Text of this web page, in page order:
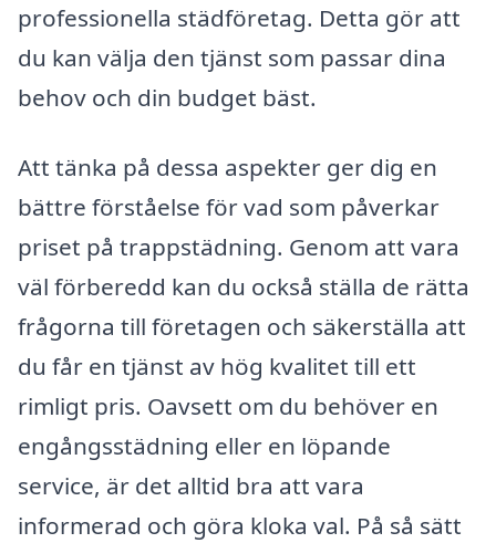
professionella städföretag. Detta gör att
du kan välja den tjänst som passar dina
behov och din budget bäst.
Att tänka på dessa aspekter ger dig en
bättre förståelse för vad som påverkar
priset på trappstädning. Genom att vara
väl förberedd kan du också ställa de rätta
frågorna till företagen och säkerställa att
du får en tjänst av hög kvalitet till ett
rimligt pris. Oavsett om du behöver en
engångsstädning eller en löpande
service, är det alltid bra att vara
informerad och göra kloka val. På så sätt